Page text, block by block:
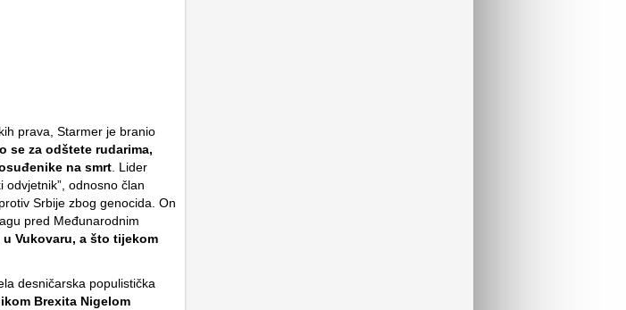
prava, Starmer je branio
se za odštete rudarima,
na smrt . Lider
odvjetnik”, odnosno član
Srbije zbog genocida. On
pred Međunarodnim
Vukovaru, a što tijekom
desničarska populistička
Brexita Nigelom